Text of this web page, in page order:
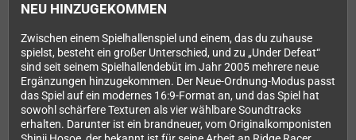
NEU HINZUGEKOMMEN
Zwischen einem Spielhallenspiel und einem, das du zuhause
spielst, besteht ein großer Unterschied, und zu „Under Defeat“
sind seit seinem Spielhallendebüt im Jahr 2005 mehrere neue
Ergänzungen hinzugekommen. Der Neue-Ordnung-Modus passt
das Spiel auf ein modernes 16:9-Format an, und das Spiel hat
sowohl schärfere Texturen als vier wählbare Soundtracks
erhalten. Darunter ist ein brandneuer, vom Originalkomponisten